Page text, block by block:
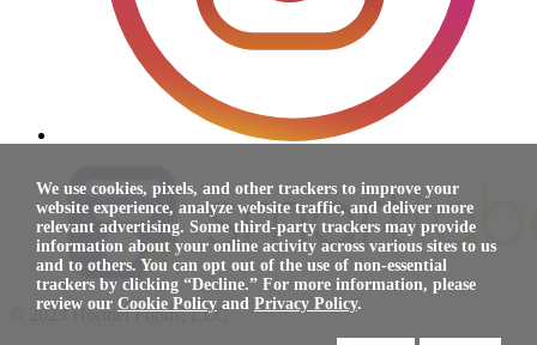
© 2023 Hormel Foods, LLC
We use cookies, pixels, and other trackers to improve your
website experience, analyze website traffic, and deliver more
relevant advertising. Some third-party trackers may provide
information about your online activity across various sites to us
and to others. You can opt out of the use of non-essential
trackers by clicking “Decline.” For more information, please
review our Cookie Policy and Privacy Policy.